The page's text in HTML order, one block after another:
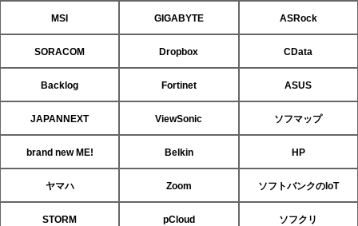
MSI GIGABYTE ASRock
SORACOM Dropbox CData
Backlog Fortinet ASUS
JAPANNEXT ViewSonic ソフマップ
brand new ME! Belkin HP
ヤマハ Zoom ソフトバンクのIoT
STORM pCloud ソフクリ